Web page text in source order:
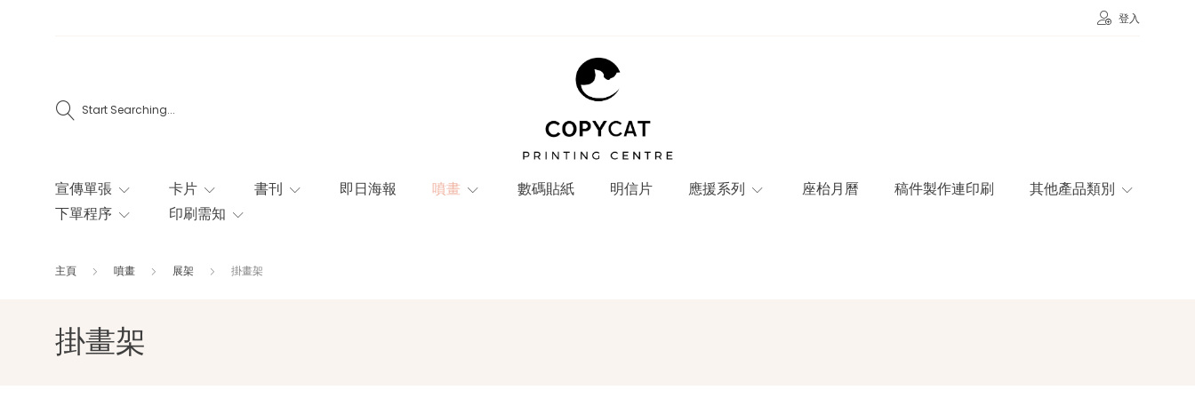
登入
Start Searching...
宣傳單張 卡片 書刊 即日海報 噴畫 數碼貼紙 明信片 應援系列 座枱月曆 稿件製作連印刷
其他產品類別
下單程序
印刷需知
主頁 噴畫 展架 掛畫架
掛畫架